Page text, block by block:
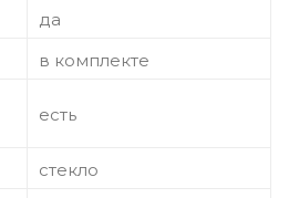
да
в комплекте
есть
стекло